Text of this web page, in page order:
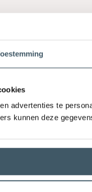
advertenties te
kunnen deze